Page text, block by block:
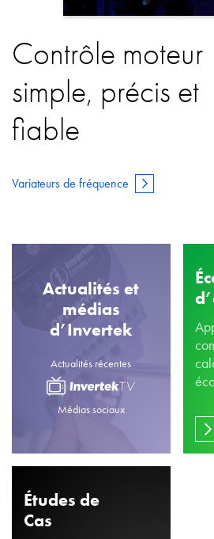
Contrôle moteur
simple, précis et
fiable
Variateurs de fréquence
Actualités et
médias
d’Invertek
Actualités récentes
Médias sociaux
Études de
Cas